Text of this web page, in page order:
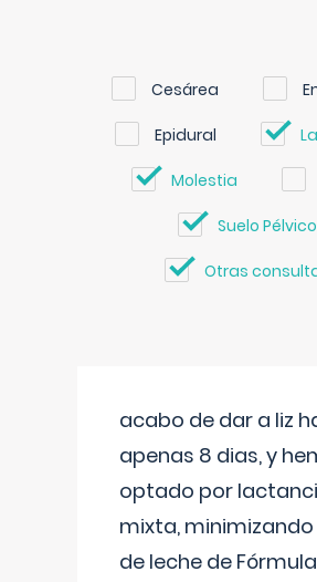
Cesárea
Epidural
Molestia
Suelo Pélvico
Otras
acabo de dar a liz
apenas 8 dias, y
optado por
mixta, minimizando
de leche de